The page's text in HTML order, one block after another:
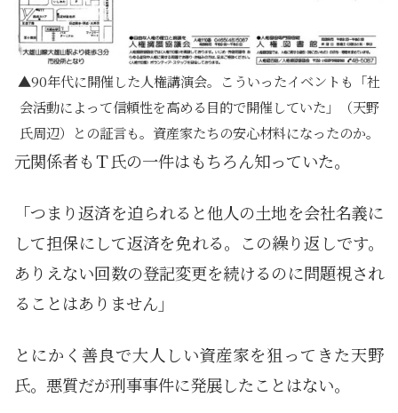
90年代に開催した人権講演会。こういったイベントも「社
会活動によって信頼性を高める目的で開催していた」（天野
氏周辺）との証言も。資産家たちの安心材料になったのか。
元関係者もＴ氏の一件はもちろん知っていた。
「つまり返済を迫られると他人の土地を会社名義に
して担保にして返済を免れる。この繰り返しです。
ありえない回数の登記変更を続けるのに問題視され
ることはありません」
とにかく善良で大人しい資産家を狙ってきた天野
氏。悪質だが刑事事件に発展したことはない。